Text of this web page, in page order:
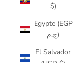
$)
Egypte (EGP
ج.م)
El Salvador